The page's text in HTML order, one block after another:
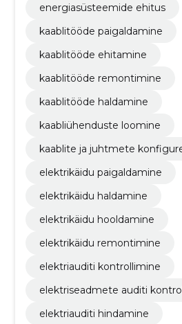
energiasüsteemide ehitus
kaablitööde paigaldamine
kaablitööde ehitamine
kaablitööde remontimine
kaablitööde haldamine
kaabliühenduste loomine
kaablite ja juhtmete
elektrikäidu paigaldamine
elektrikäidu haldamine
elektrikäidu hooldamine
elektrikäidu remontimine
elektriauditi kontrollimine
elektriseadmete auditi
elektriauditi hindamine